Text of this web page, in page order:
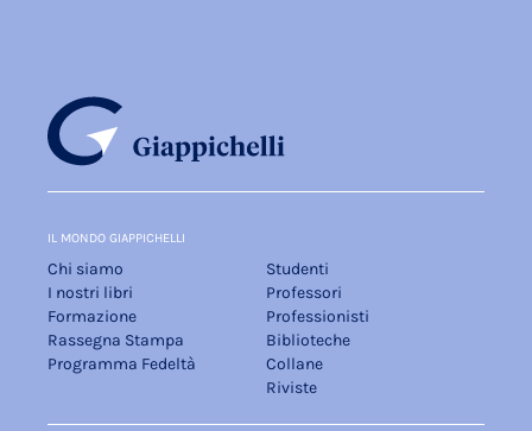
IL MONDO GIAPPICHELLI
Chi siamo
I nostri libri
Formazione
Rassegna Stampa
Programma Fedeltà
Studenti
Professori
Professionisti
Biblioteche
Collane
Riviste